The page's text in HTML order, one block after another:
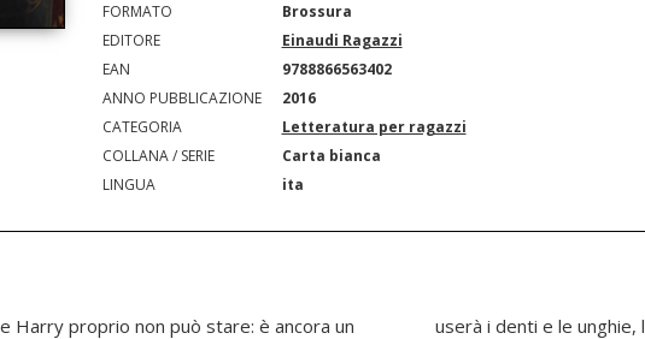
FORMATO
Brossura
EDITORE
Einaudi Ragazzi
EAN
9788866563402
ANNO PUBBLICAZIONE
2016
CATEGORIA
Letteratura per ragazzi
COLLANA / SERIE
Carta bianca
LINGUA
ita
Harry proprio non può stare: è ancora un
l'astuzia e la forza fisica, ma alla fine